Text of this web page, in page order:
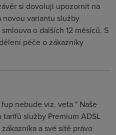
si dovoluji upozornit na
variantu služby
o dalších 12 měsíců. S
péče o zákazníky
nebude viz. veta " Naše
služby Premium ADSL
a své sítě právo